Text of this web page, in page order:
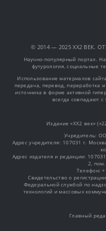
© 2014 — 2025 XX2 ВЕК.
Научно-популярный портал.
футурология, социальные
Использование материалов
передача, перевод, переработка
источника в форме активной
всегда совпадают
Издание «XX2 век»
Учредитель:
Адрес учредителя: 107031 г.
Адрес издателя и редакции:
2,
Телефон:
Свидетельство о
Федеральной службой по
технологий и массовых
Главный